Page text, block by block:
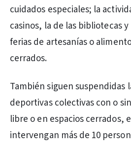
cuidados especiales; la
casinos, la de las bibliotecas
ferias de artesanías o
cerrados.
También siguen suspendidas
deportivas colectivas con o
libre o en espacios cerrados,
intervengan más de 10